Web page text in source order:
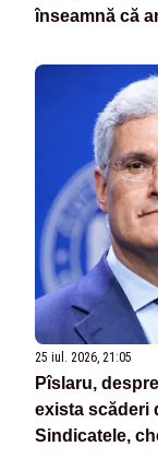
înseamnă că
25 iul. 2026, 21:05
Pîslaru,
exista scăderi
Sindicatele,